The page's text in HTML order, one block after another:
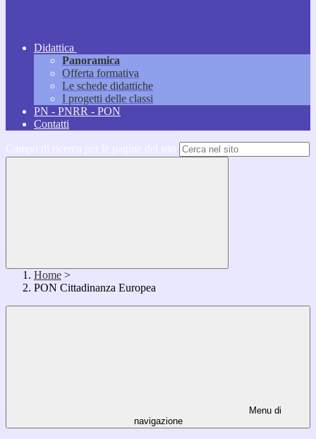
Didattica
Panoramica
Offerta formativa
Le schede didattiche
I progetti delle classi
PN - PNRR - PON
Contatti
Home >
PON Cittadinanza Europea
Menu di
navigazione